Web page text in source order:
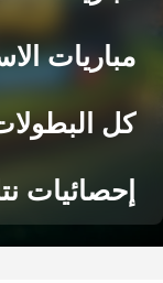
مباريات
كل
إحصائيات